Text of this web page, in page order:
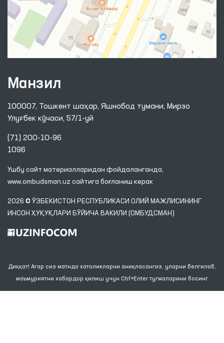
Манзил
100007, Тошкент шаҳар, Яшнобод тумани, Мирзо
Улуғбек кўчаси, 57/1-уй
(71) 200-10-96
1096
Ушбу сайт материалларидан фойдаланганда,
www.ombudsman.uz сайтига боғланиш керак
2026 © ЎЗБЕКИСТОН РЕСПУБЛИКАСИ ОЛИЙ МАЖЛИСИНИНГ
ИНСОН ҲУҚУҚЛАРИ БЎЙИЧА ВАКИЛИ (ОМБУДСМАН)
Диққат! Агар сиз матнда хатоликларни аниқласангиз, уларни белгилаб,
маъмуриятни хабардор қилиш учун Ctrl+Enter тугмаларини босинг